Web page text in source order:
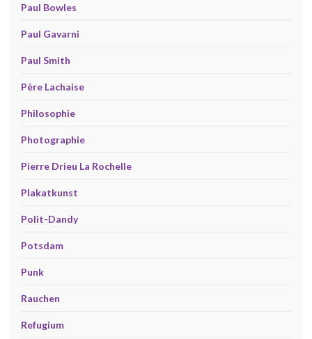
Paul Bowles
Paul Gavarni
Paul Smith
Père Lachaise
Philosophie
Photographie
Pierre Drieu La Rochelle
Plakatkunst
Polit-Dandy
Potsdam
Punk
Rauchen
Refugium